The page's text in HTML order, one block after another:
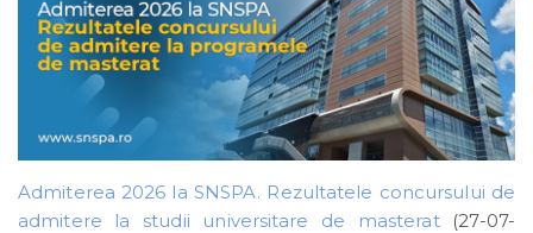
Admiterea 2026 la SNSPA. Rezultatele concursului de
admitere la studii universitare de masterat
(27-07-